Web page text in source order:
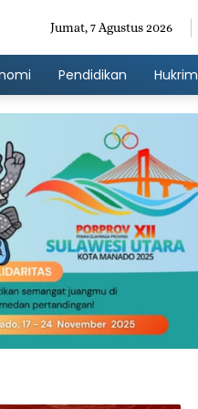
Jumat, 7 Agustus 2026
Pendidikan Hukrim